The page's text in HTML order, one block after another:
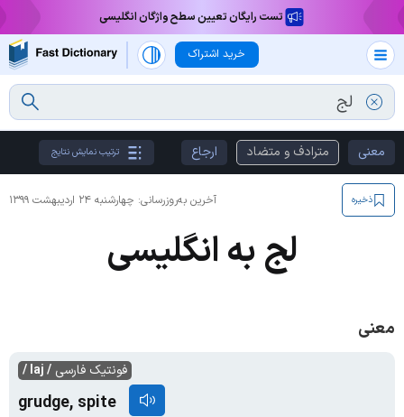
تست رایگان تعیین سطح واژگان انگلیسی
خرید اشتراک
معنی مترادف و متضاد ارجاع ترتیب نمایش نتایج
آخرین به‌روزرسانی: چهارشنبه ۲۴ اردیبهشت ۱۳۹۹ ذخیره
لج به انگلیسی
معنی
فونتیک فارسی / laj /
grudge, spite